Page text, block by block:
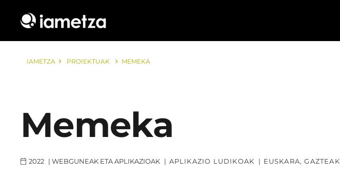
IAMETZA PROIEKTUAK MEMEKA
Memeka
2022 |WEBGUNEAK ETA APLIKAZIOAK | APLIKAZIO LUDIKOAK | EUSKARA, GAZTEAK